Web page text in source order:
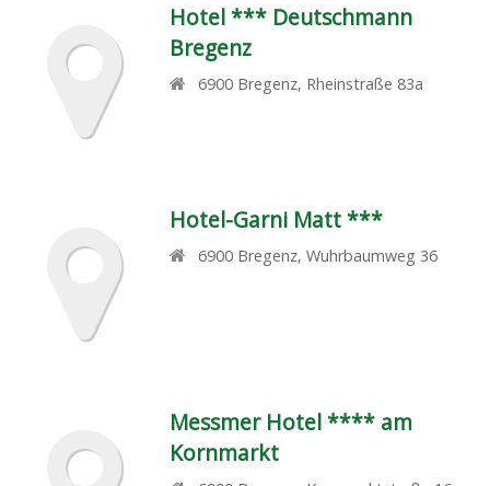
Hotel *** Deutschmann
Bregenz
6900 Bregenz, Rheinstraße 83a
Hotel-Garni Matt ***
6900 Bregenz,Wuhrbaumweg 36
Messmer Hotel **** am
Kornmarkt